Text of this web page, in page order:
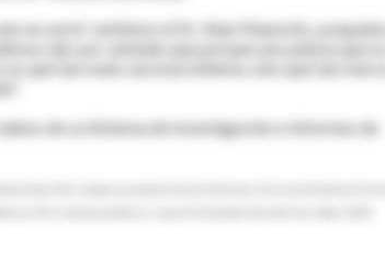
en serio", enfatizó el Dr. Alan Manevitz,
de su Sistema de Investigación e Informes de